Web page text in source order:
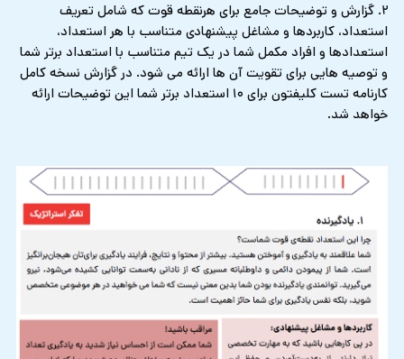
۲. گزارش و توضیحات جامع برای هرنقطه قوت که شامل تعریف
استعداد، کاربردها و مشاغل پیشنهادی متناسب با هر استعداد،
استعدادها و افراد مکمل شما در یک تیم متناسب با استعداد برتر شما
و توصیه هایی برای تقویت آن ها ارائه می شود. در گزارش نسخه کامل
کارنامه تست کلیفتون برای ۱۰ استعداد برتر شما این توضیحات ارائه
خواهد شد.